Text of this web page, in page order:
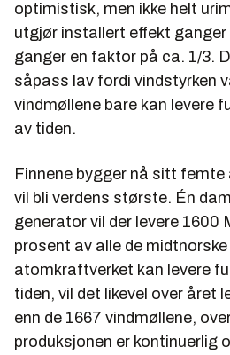
optimistisk, men ikke helt
utgjør installert effekt
ganger en faktor på ca. 1/3.
såpass lav fordi vindstyrken
vindmøllene bare kan levere
av tiden.
Finnene bygger nå sitt
vil bli verdens største. Én
generator vil der levere 1600
prosent av alle de
atomkraftverket kan levere
tiden, vil det likevel over året
enn de 1667 vindmøllene,
produksjonen er kontinuerlig